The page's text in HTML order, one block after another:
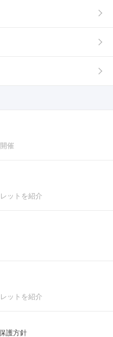
催
ットを紹介
ットを紹介
護方針